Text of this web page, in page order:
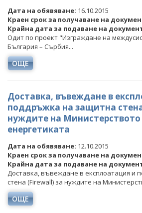
Дата на обявяване: 16.10.2015
Краен срок за получаване на
Крайна дата за подаване на
Одит по проект "Изграждане на
България – Сърбия...
ОЩЕ
Доставка, въвеждане в
поддръжка на защитна
нуждите на Министерството
енергетиката
Дата на обявяване: 12.10.2015
Краен срок за получаване на
Крайна дата за подаване на
Доставка, въвеждане в експлоатация и
стена (Firewall) за нуждите на
ОЩЕ